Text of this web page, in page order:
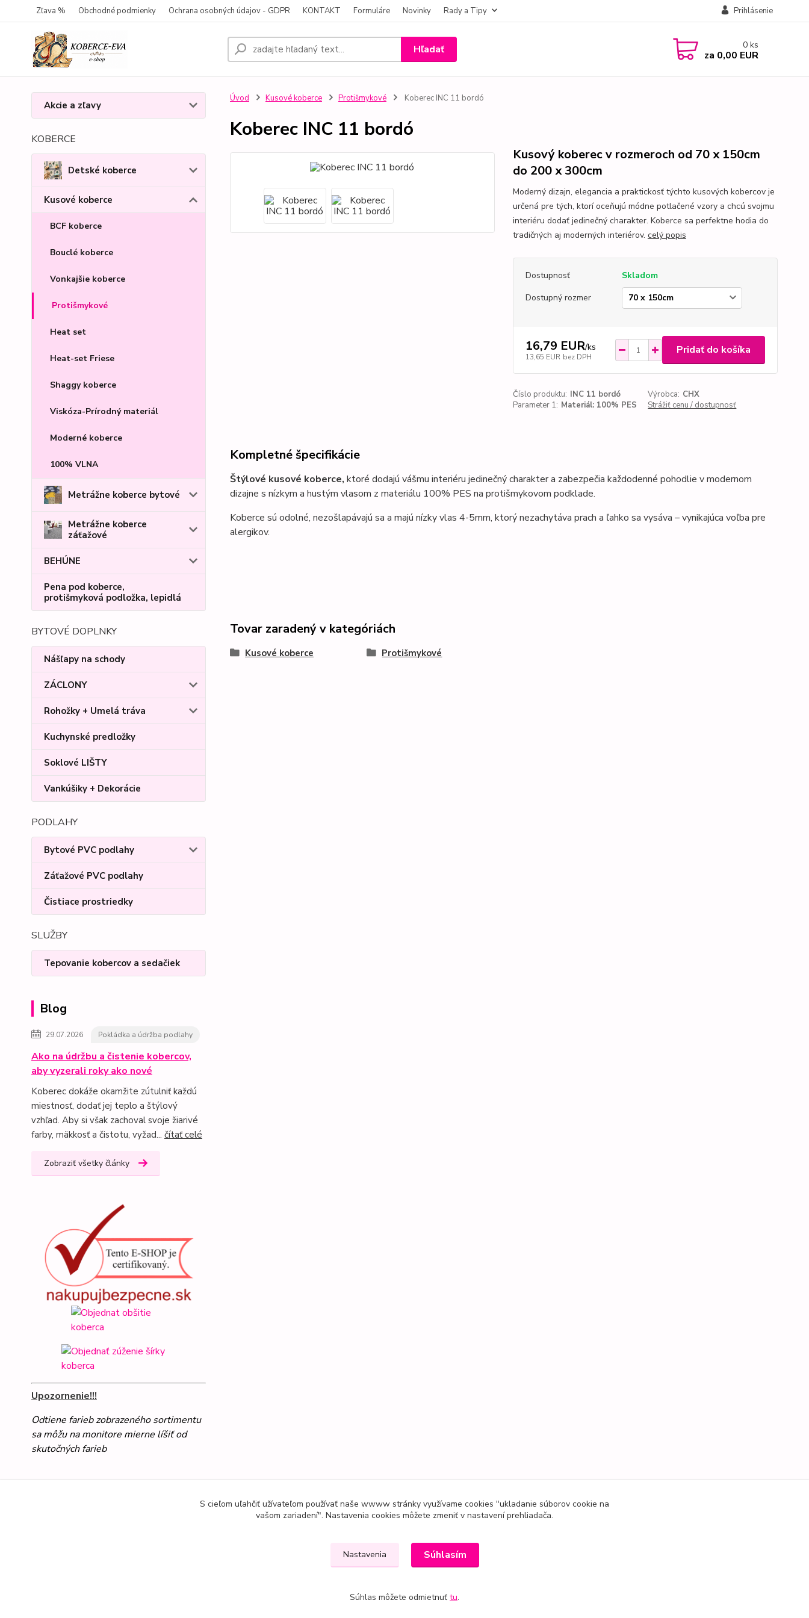
Zľava % Obchodné podmienky Ochrana osobných údajov - GDPR KONTAKT Formuláre Novinky Rady a Tipy Prihlásenie
Hľadať 0 ks
za 0,00 EUR
Akcie a zľavy
KOBERCE
Detské koberce
Kusové koberce
BCF koberce
Bouclé koberce
Vonkajšie koberce
Protišmykové
Heat set
Heat-set Friese
Shaggy koberce
Viskóza-Prírodný materiál
Moderné koberce
100% VLNA
Metrážne koberce bytové
Metrážne koberce
záťažové
BEHÚNE
Pena pod koberce,
protišmyková podložka, lepidlá
BYTOVÉ DOPLNKY
Nášľapy na schody
ZÁCLONY
Rohožky + Umelá tráva
Kuchynské predložky
Soklové LIŠTY
Vankúšiky + Dekorácie
PODLAHY
Bytové PVC podlahy
Záťažové PVC podlahy
Čistiace prostriedky
SLUŽBY
Tepovanie kobercov a sedačiek
Blog
29.07.2026 Pokládka a údržba podlahy
Ako na údržbu a čistenie kobercov,
aby vyzerali roky ako nové
Koberec dokáže okamžite zútulniť každú
miestnosť, dodať jej teplo a štýlový
vzhľad. Aby si však zachoval svoje žiarivé
farby, mäkkosť a čistotu, vyžad... čítať celé
Zobraziť všetky články
Upozornenie!!!
Odtiene farieb zobrazeného sortimentu
sa môžu na monitore mierne líšiť od
skutočných farieb
Úvod Kusové koberce Protišmykové Koberec INC 11 bordó
Koberec INC 11 bordó
Kusový koberec v rozmeroch od 70 x 150cm
do 200 x 300cm
Moderný dizajn, elegancia a praktickosť týchto kusových kobercov je
určená pre tých, ktorí oceňujú módne potlačené vzory a chcú svojmu
interiéru dodať jedinečný charakter. Koberce sa perfektne hodia do
tradičných aj moderných interiérov. celý popis
Dostupnosť
Skladom
Dostupný rozmer
16,79 EUR/ks
13,65 EUR bez DPH
Pridať do košíka
Číslo produktu: INC 11 bordó Výrobca: CHX
Parameter 1: Materiál: 100% PES Strážiť cenu / dostupnosť
Kompletné špecifikácie
Štýlové kusové koberce, ktoré dodajú vášmu interiéru jedinečný charakter a zabezpečia každodenné pohodlie v modernom
dizajne s nízkym a hustým vlasom z materiálu 100% PES na protišmykovom podklade.
Koberce sú odolné, nezošlapávajú sa a majú nízky vlas 4-5mm, ktorý nezachytáva prach a ľahko sa vysáva – vynikajúca voľba pre
alergikov.
Tovar zaradený v kategóriách
Kusové koberce Protišmykové
S cieľom uľahčiť užívateľom používať naše wwww stránky využívame cookies "ukladanie súborov cookie na
vašom zariadení". Nastavenia cookies môžete zmeniť v nastavení prehliadača.
Nastavenia Súhlasím
Súhlas môžete odmietnuť tu.